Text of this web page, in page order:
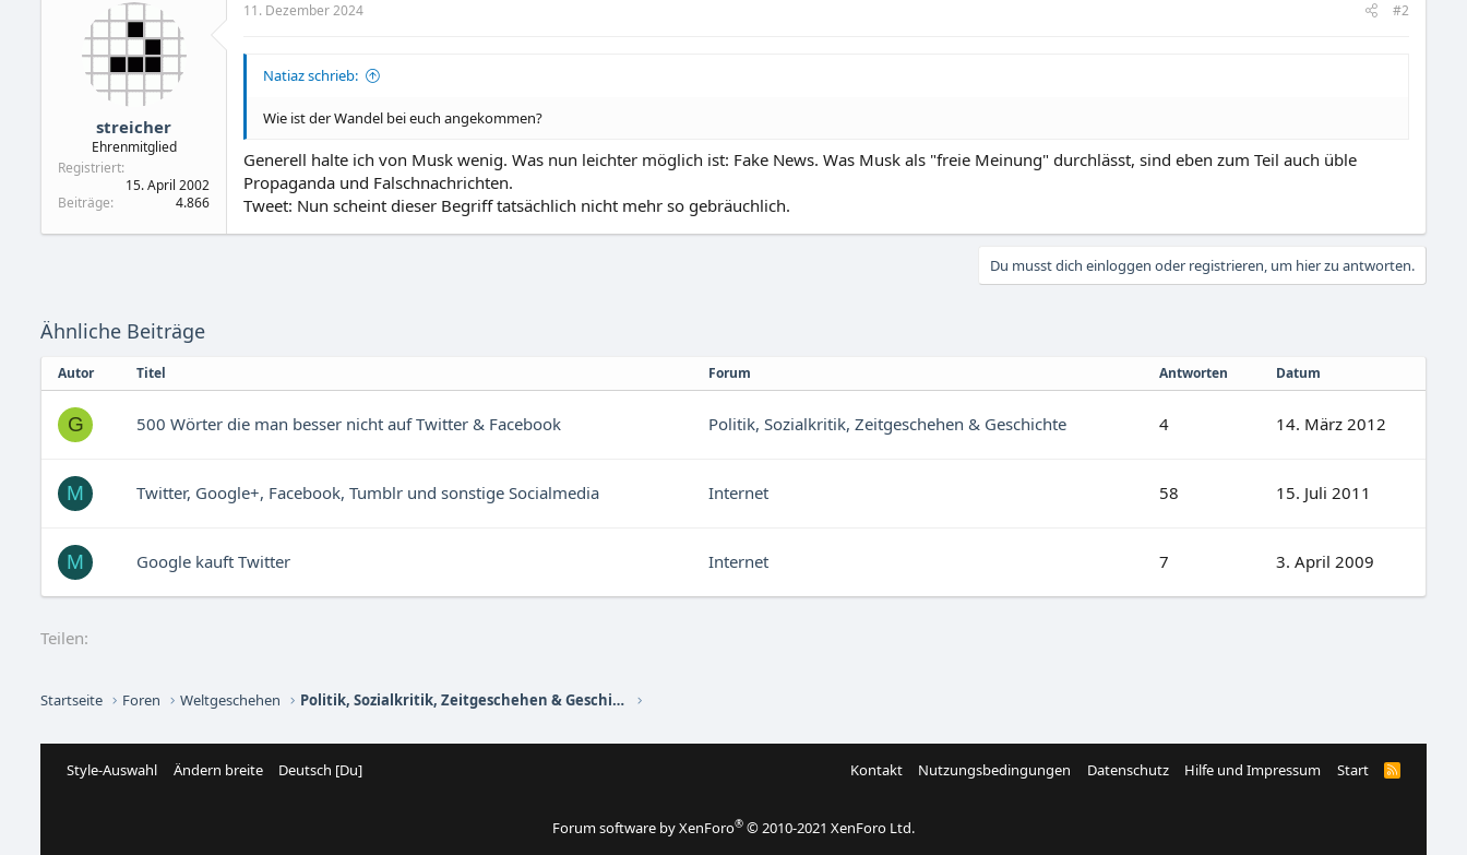
streicher
Ehrenmitglied
Registriert
15. April 2002
Beiträge
4.866
11. Dezember 2024 #2
Natiaz schrieb:
Wie ist der Wandel bei euch angekommen?
Generell halte ich von Musk wenig. Was nun leichter möglich ist: Fake News. Was Musk als "freie Meinung" durchlässt, sind eben zum Teil auch üble
Propaganda und Falschnachrichten.
Tweet: Nun scheint dieser Begriff tatsächlich nicht mehr so gebräuchlich.
Du musst dich einloggen oder registrieren, um hier zu antworten.
Ähnliche Beiträge
Autor Titel Forum Antworten Datum
G 500 Wörter die man besser nicht auf Twitter & Facebook Politik, Sozialkritik, Zeitgeschehen & Geschichte 4 14. März 2012
M Twitter, Google+, Facebook, Tumblr und sonstige Socialmedia Internet 58 15. Juli 2011
M Google kauft Twitter Internet 7 3. April 2009
Teilen:
Startseite Foren Weltgeschehen Politik, Sozialkritik, Zeitgeschehen & Geschichte
Style-Auswahl Ändern breite Deutsch [Du] Kontakt Nutzungsbedingungen Datenschutz Hilfe und Impressum Start
R
Forum software by XenForo® © 2010-2021 XenForo Ltd.